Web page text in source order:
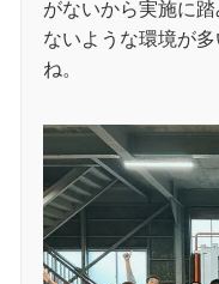
がないから実施に
ないような環境が
ね。